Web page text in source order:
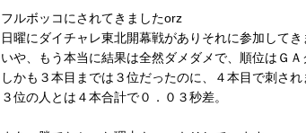
フルボッコにされてきましたorz
日曜にダイチャレ東北開幕戦がありそれに参加してき
いや、もう本当に結果は全然ダメダメで、順位はＧＡ
しかも３本目までは３位だったのに、４本目で刺さ
３位の人とは４本合計で０．０３秒差。